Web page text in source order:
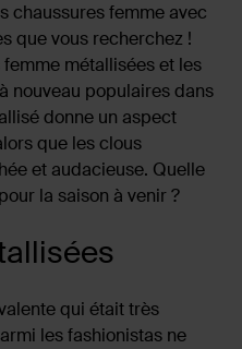
chaussures femme avec
que vous recherchez !
métallisées et les
nouveau populaires dans
donne un aspect
que les clous
et audacieuse. Quelle
la saison à venir ?
qui était très
les fashionistas ne